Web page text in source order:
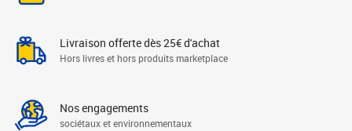
Livraison offerte dès 25€ d'achat
Hors livres et hors produits marketplace
Nos engagements
sociétaux et environnementaux